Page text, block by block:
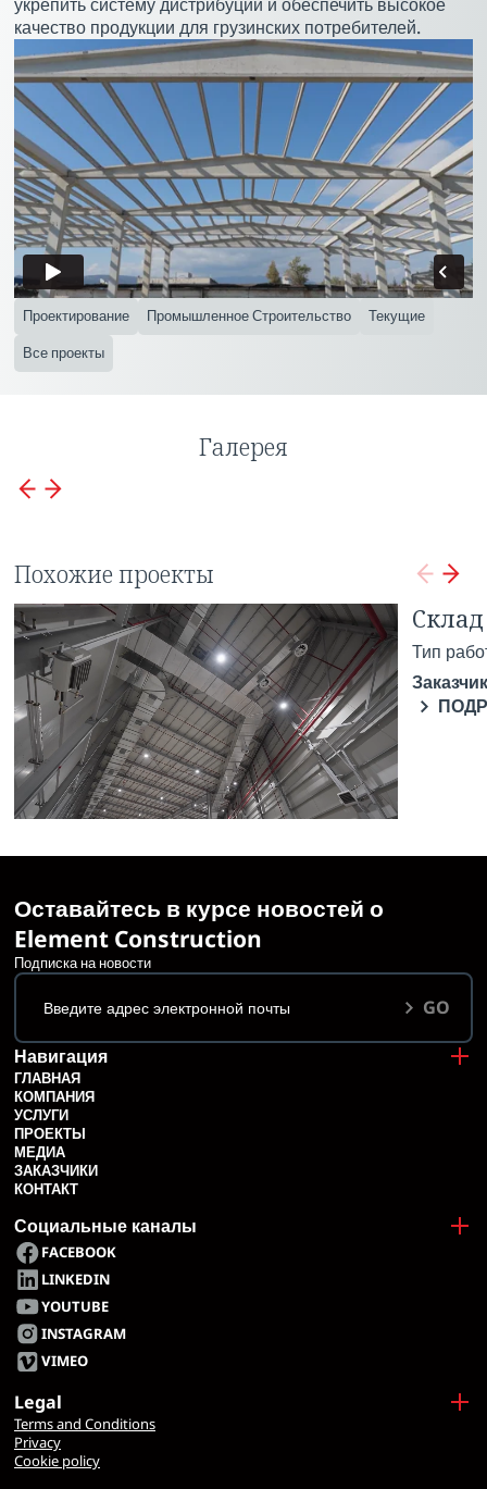
качество продукции для грузинских потребителей.
Проектирование Промышленное Строительство
Текущие
Все проекты
Галерея
Похожие проекты
Предприятие «Боржоми»
Тип работы:
Промышленное Строительство Ремонтные Работы
Заказчик: ООО «IDS Боржоми Грузия»
ПОДРОБНЕЕ
Склад
Тип
Оставайтесь в курсе новостей о
Element Construction
Подписка на новости
GO
Навигация
ГЛАВНАЯ
КОМПАНИЯ
УСЛУГИ
ПРОЕКТЫ
МЕДИА
ЗАКАЗЧИКИ
КОНТАКТ
Социальные каналы
FACEBOOK
LINKEDIN
YOUTUBE
INSTAGRAM
VIMEO
Legal
Terms and Conditions
Privacy
Cookie policy